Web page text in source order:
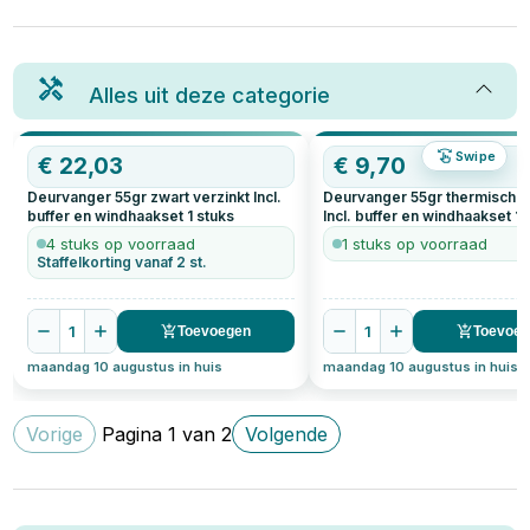
Alles uit deze categorie
Swipe
€ 22,03
Deurvanger 55gr zwart verzinkt Incl.
buffer en windhaakset 1 stuks
4 stuks op voorraad
Staffelkorting vanaf 2 st.
1 Toevoegen
maandag 10 augustus in huis
€ 9,70
Deurvanger 55gr thermisch
Incl. buffer en windhaakset 1
1 stuks op voorraad
1
maandag 10 augustus in huis
Vorige Pagina1 van2 Volgende